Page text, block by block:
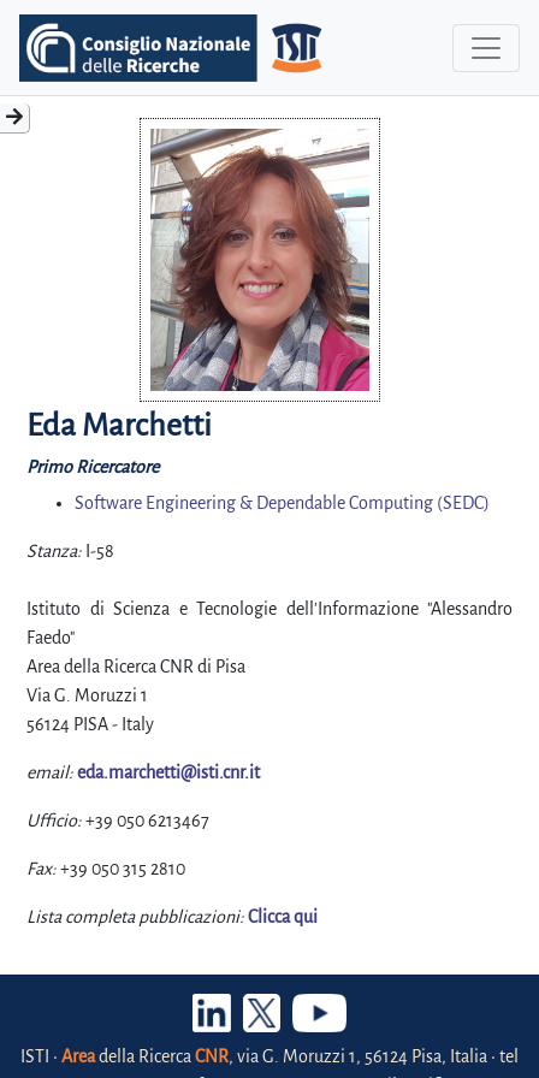
Eda Marchetti
Primo Ricercatore
Software Engineering & Dependable Computing (SEDC)
Stanza: I-58
Istituto di Scienza e Tecnologie dell'Informazione "Alessandro
Faedo"
Area della Ricerca CNR di Pisa
Via G. Moruzzi 1
56124 PISA - Italy
email:eda.marchetti@isti.cnr.it
Ufficio:+39 050 6213467
Fax:+39 050 315 2810
Lista completa pubblicazioni:Clicca qui
ISTI • Areadella RicercaCNR, via G. Moruzzi 1, 56124 Pisa, Italia • tel